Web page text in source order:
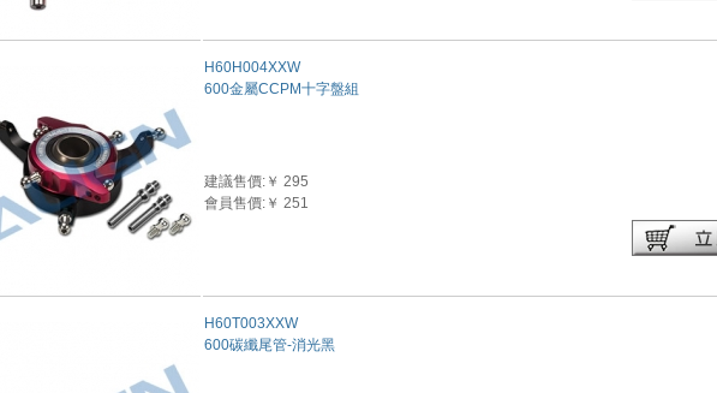
H60H004XXW
600金屬CCPM十字盤組
建議售價:￥ 295
會員售價:￥ 251
H60T003XXW
600碳纖尾管-消光黑